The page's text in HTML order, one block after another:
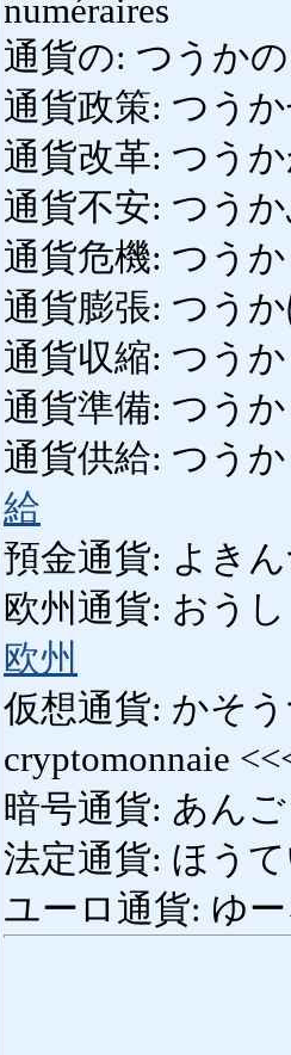
numéraires
通貨の: つうかの
通貨政策: つう
通貨改革: つう
通貨不安: つう
通貨危機: つう
通貨膨張: つう
通貨収縮: つう
通貨準備: つう
通貨供給: つう
給
預金通貨: よき
欧州通貨: おうし
欧州
仮想通貨: かそ
cryptomonnaie
暗号通貨: あん
法定通貨: ほう
ユーロ通貨: ゆ